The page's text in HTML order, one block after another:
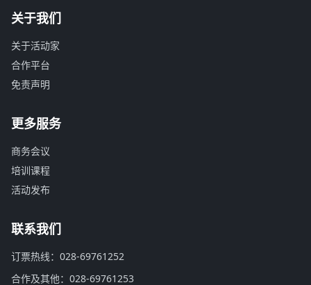
关于我们
关于活动家
合作平台
免责声明
更多服务
商务会议
培训课程
活动发布
联系我们
订票热线：028-69761252
合作及其他：028-69761253